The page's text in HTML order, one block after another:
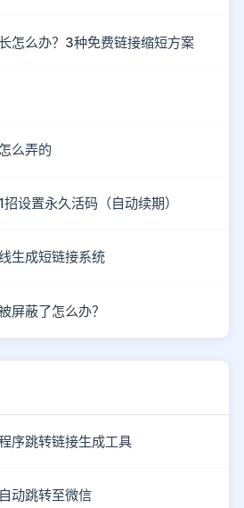
怎么办？3种免费链接缩短方案
么弄的
设置永久活码（自动续期）
生成短链接系统
屏蔽了怎么办？
序跳转链接生成工具
动跳转至微信